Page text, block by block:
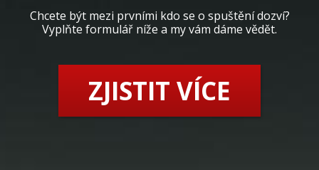
Chcete být mezi prvními kdo se o spuštění dozví?
Vyplňte formulář níže a my vám dáme vědět.
ZJISTIT VÍCE